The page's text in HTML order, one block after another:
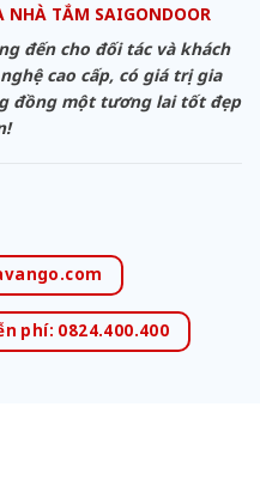
NHÀ TẮM SAIGONDOOR
đến cho đối tác và khách
cao cấp, có giá trị gia
đồng một tương lai tốt đẹp
phí: 0824.400.400